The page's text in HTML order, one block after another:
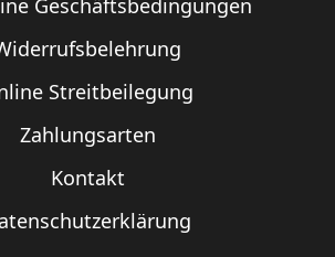
Geschäftsbedingungen
Streitbeilegung
Zahlungsarten
Kontakt